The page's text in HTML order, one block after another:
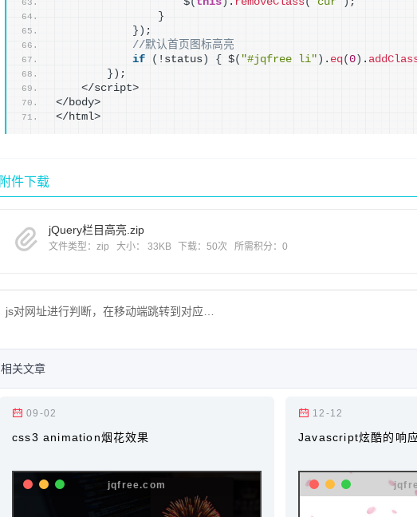
}
} ) ;
//默认首页图标高亮
if
( !status ) { $( "#jqfree li" ) . eq( 0 ) .
} ) ;
    </script>
</body>
</html>
附件下载
jQuery栏目高亮.zip
文件类型：zip 大小： 33KB 下载： 50次 所需积分：0
js对网址进行判断，在移动端跳转到对应的手机页面
相关文章
09-02
css3 animation烟花效果
12-12
Javascript炫酷的响